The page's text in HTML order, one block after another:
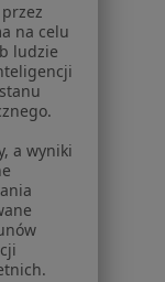
na celu
ludzie
a wyniki